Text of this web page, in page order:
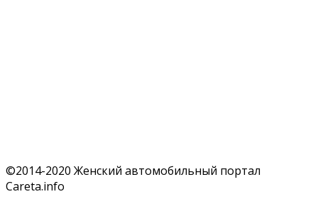
©2014-2020 Женский автомобильный портал
Careta.info